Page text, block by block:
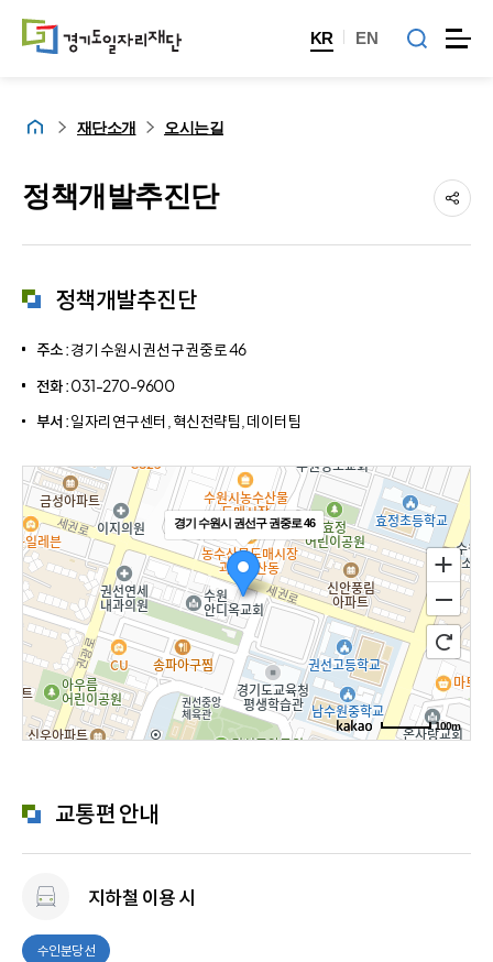
KR EN
홈 재단소개 오시는길
정책개발추진단
정책개발추진단
주소 :경기 수원시 권선구 권중로 46
전화 :031-270-9600
부서 :일자리연구센터, 혁신전략팀, 데이터팀
접근성없는 지도 API건너뛰기
경기 수원시 권선구 권중로 46
100m
교통편 안내
지하철 이용 시
수인분당선